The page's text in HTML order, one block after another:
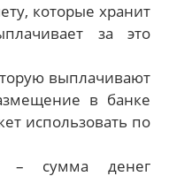
которые хранит
за это
выплачивают
в банке
использовать по
– сумма денег